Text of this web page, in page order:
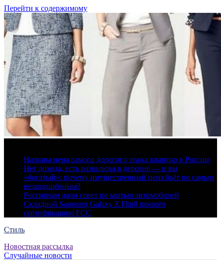
Перейти к содержимому
Названа цена самого дорогого этажа квартир в России
Нет дохода, есть развалюха в деревне — и вы
«богатый»: почему имущественный ценз бьёт по самым
незащищённым?
Россиянам дали совет по мытью автомобилей
Складной Samsung Galaxy Z Flip8 прошёл
сертификацию FCC
Стиль
Новостная рассылка
Случайные новости